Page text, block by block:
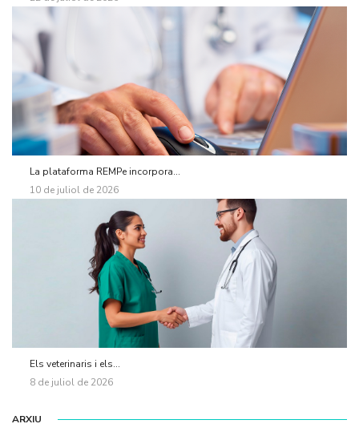
La plataforma REMPe incorpora...
10 de juliol de 2026
Els veterinaris i els...
8 de juliol de 2026
ARXIU